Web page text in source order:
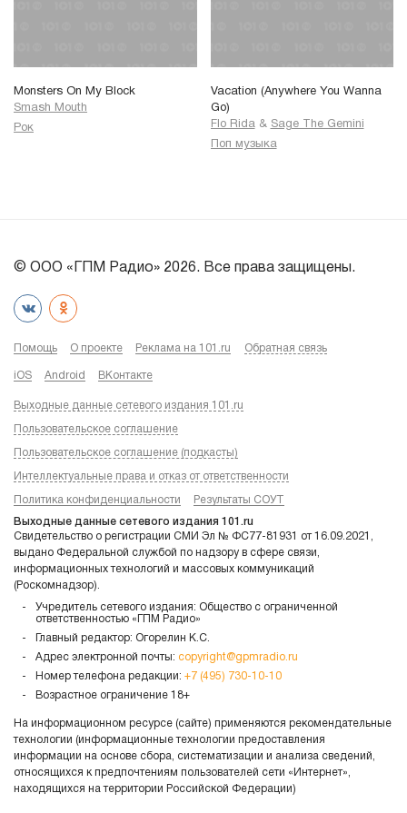
Monsters On My Block
Smash Mouth
Рок
Vacation (Anywhere You Wanna
Go)
Flo Rida & Sage The Gemini
Поп музыка
© ООО «ГПМ Радио» 2026. Все права защищены.
Помощь О проекте Реклама на 101.ru Обратная связь
iOS Android ВКонтакте
Выходные данные сетевого издания 101.ru
Пользовательское соглашение
Пользовательское соглашение (подкасты)
Интеллектуальные права и отказ от ответственности
Политика конфиденциальности Результаты СОУТ
Выходные данные сетевого издания 101.ru
Свидетельство о регистрации СМИ Эл № ФС77-81931 от 16.09.2021,
выдано Федеральной службой по надзору в сфере связи,
информационных технологий и массовых коммуникаций
(Роскомнадзор).
Учредитель сетевого издания: Общество с ограниченной
ответственностью «ГПМ Радио»
Главный редактор: Огорелин К.С.
Адрес электронной почты: copyright@gpmradio.ru
Номер телефона редакции: +7 (495) 730-10-10
Возрастное ограничение 18+
На информационном ресурсе (сайте) применяются рекомендательные
технологии (информационные технологии предоставления
информации на основе сбора, систематизации и анализа сведений,
относящихся к предпочтениям пользователей сети «Интернет»,
находящихся на территории Российской Федерации)